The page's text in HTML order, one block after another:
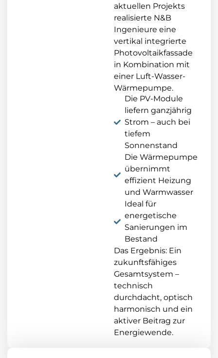
aktuellen Projekts
realisierte N&B
Ingenieure eine
vertikal integrierte
Photovoltaikfassade
in Kombination mit
einer Luft-Wasser-
Wärmepumpe.
Die PV-Module
liefern ganzjährig
Strom – auch bei
tiefem
Sonnenstand
Die Wärmepumpe
übernimmt
effizient Heizung
und Warmwasser
Ideal für
energetische
Sanierungen im
Bestand
Das Ergebnis: Ein
zukunftsfähiges
Gesamtsystem –
technisch
durchdacht, optisch
harmonisch und ein
aktiver Beitrag zur
Energiewende.